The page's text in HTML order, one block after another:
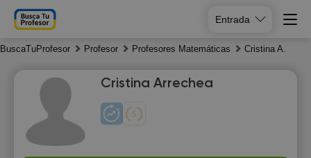
Entrada
BuscaTuProfesor Profesor Profesores Matemáticas Cristina A.
Cristina Arrechea